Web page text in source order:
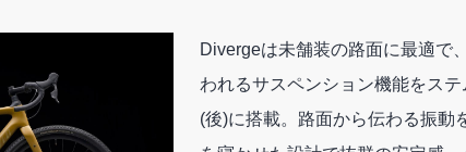
Divergeは未舗装の路面に最適で
われるサスペンション機能をス
(後)に搭載。路面から伝わる振動